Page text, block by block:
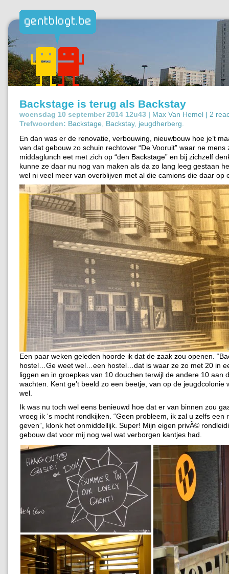
Backstage is terug als Backstay
woensdag 10 september 2014 12u43 | Max Van Hemel | 2
Trefwoorden: Backstage Backstay, jeugdherberg
En dan was er de renovatie, verbouwing, nieuwbouw hoe je’t
van dat gebouw zo schuin rechtover “De Vooruit” waar ne mens
middaglunch eet met zich op “den Backstage” en bij zichzelf
kunne ze daar nu nog van maken als da zo lang leeg gestaan
wel ni veel meer van overblijven met al die camions die daar op
Een paar weken geleden hoorde ik dat de zaak zou openen.
hostel…Ge weet wel…een hostel…dat is waar ze zo met 20 in
liggen en in groepkes van 10 douchen terwijl de andere 10 aan
wachten. Kent ge’t beeld zo een beetje, van op de jeugdcolonie
wel.
Ik was nu toch wel eens benieuwd hoe dat er van binnen zou
vroeg ik ‘s mocht rondkijken. “Geen probleem, ik zal u zelfs een
geven”, klonk het onmiddellijk. Super! Mijn eigen privÃ©
gebouw dat voor mij nog wel wat verborgen kantjes had.